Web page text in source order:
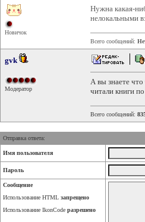
Новичок
Нужна какая-
нелокальными
Всего сообщений:
gvk
Модератор
А вы знаете
читали книги
Всего сообщений:
Отправка ответа:
Имя пользователя
Пароль
Сообщение
Использование HTML запрещено
Использование IkonCode разрешено